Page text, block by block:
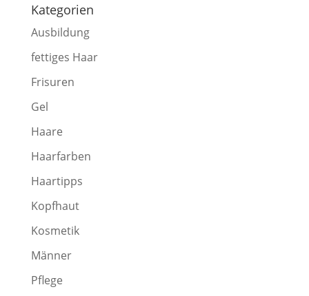
Kategorien
Ausbildung
fettiges Haar
Frisuren
Gel
Haare
Haarfarben
Haartipps
Kopfhaut
Kosmetik
Männer
Pflege